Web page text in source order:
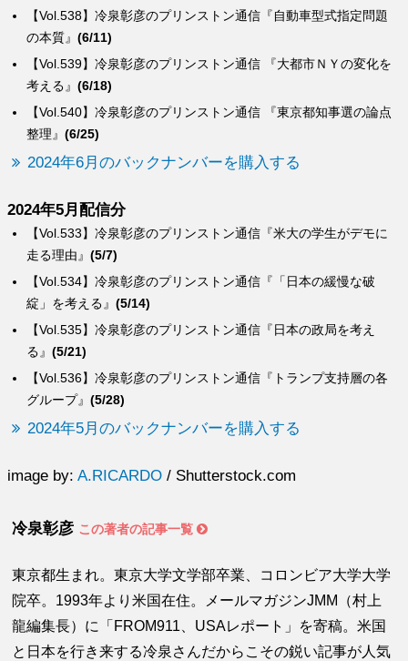
【Vol.540】冷泉彰彦のプリンストン通信 『東京都知事選の論点
整理』(6/25)
【Vol.539】冷泉彰彦のプリンストン通信 『大都市ＮＹの変化を
考える』(6/18)
【Vol.538】冷泉彰彦のプリンストン通信『自動車型式指定問題
の本質』(6/11)
2024年6月のバックナンバーを購入する
2024年5月配信分
【Vol.536】冷泉彰彦のプリンストン通信『トランプ支持層の各
グループ』(5/28)
【Vol.535】冷泉彰彦のプリンストン通信『日本の政局を考え
る』(5/21)
【Vol.534】冷泉彰彦のプリンストン通信『「日本の緩慢な破
綻」を考える』(5/14)
【Vol.533】冷泉彰彦のプリンストン通信『米大の学生がデモに
走る理由』(5/7)
2024年5月のバックナンバーを購入する
image by:A.RICARDO / Shutterstock.com
冷泉彰彦 この著者の記事一覧
東京都生まれ。東京大学文学部卒業、コロンビア大学大学
院卒。1993年より米国在住。メールマガジンJMM（村上
龍編集長）に「FROM911、USAレポート」を寄稿。米国
と日本を行き来する冷泉さんだからこその鋭い記事が人気